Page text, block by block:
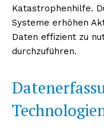
Katastrophenhilfe.
Systeme erhöhen
Daten effizient zu
durchzuführen.